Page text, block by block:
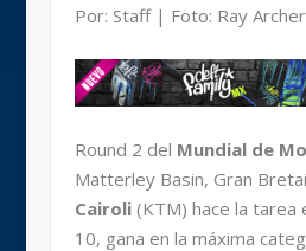
Por: Staff | Foto: Ray Archer
Round 2 del Mundial de
Matterley Basin, Gran
Cairoli(KTM) hace la tarea
10, gana en la máxima